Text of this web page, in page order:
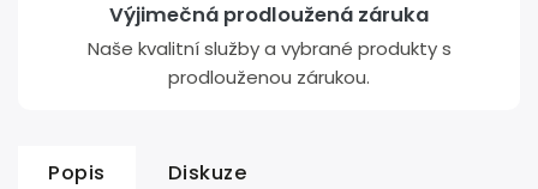
Výjimečná prodloužená záruka
Naše kvalitní služby a vybrané produkty s
prodlouženou zárukou.
Popis Diskuze